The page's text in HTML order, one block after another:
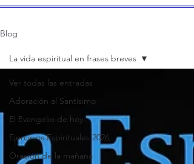
Blog
Ver todas las entradas
Adoración al Santísimo
El Evangelio de hoy
Ejercicios Espirituales 2026
Oración de la mañana
La vida espiritual en frases breves